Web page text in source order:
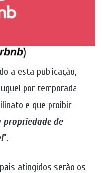
a esta publicação,
por temporada
e que proibir
de
”.
atingidos serão os